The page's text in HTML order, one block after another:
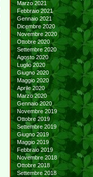
Marzo 2021
Febbraio 2021
Gennaio 2021
Dicembre 2020
Novembre 2020
Ottobre 2020
Settembre 2020
Agosto 2020
Luglio 2020
Giugno 2020
Maggio 2020
Aprile 2020
Marzo 2020
Gennaio 2020
Novembre 2019
Ottobre 2019
Settembre 2019
Giugno 2019
Maggio 2019
Febbraio 2019
Novembre 2018
Ottobre 2018
Settembre 2018